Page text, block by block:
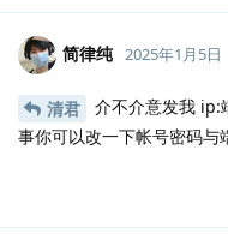
简律纯 2025年1月5日
清君
介不介意发我 ip:
事你可以改一下帐号密码与